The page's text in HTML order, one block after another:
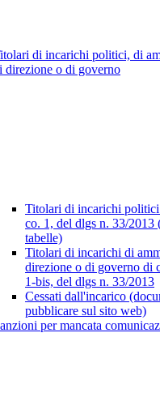
di incarichi politici, di
direzione o di governo
Titolari di incarichi
co. 1, del dlgs n. 33/2013
tabelle)
Titolari di incarichi di
direzione o di governo di
1-bis, del dlgs n. 33/2013
Cessati dall'incarico
pubblicare sul sito web)
per mancata